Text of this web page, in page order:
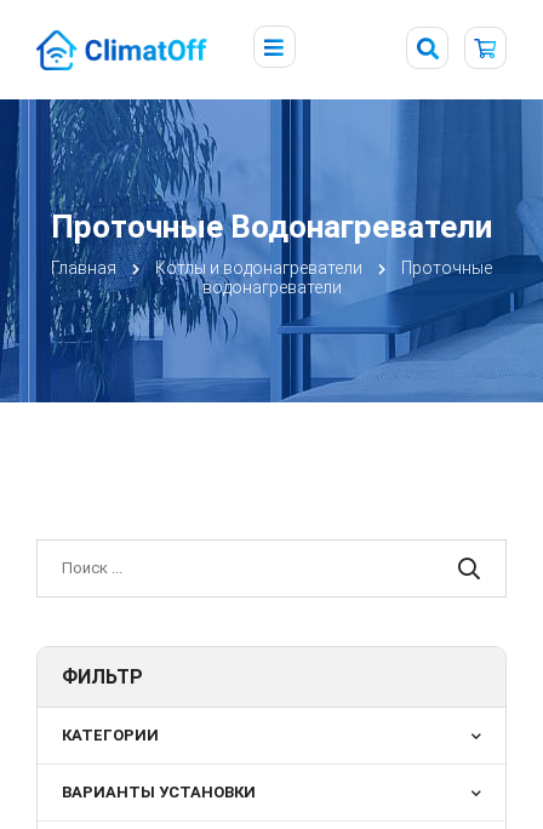
Проточные Водонагреватели
Главная Котлы и водонагреватели
Проточные
водонагреватели
ФИЛЬТР
КАТЕГОРИИ
ВАРИАНТЫ УСТАНОВКИ